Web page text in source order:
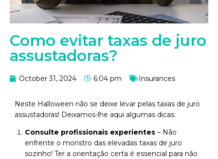
Como evitar taxas de juro
assustadoras?
October 31, 2024 6:04 pm Insurances
Neste Halloween não se deixe levar pelas taxas de juro
assustadoras! Deixamos-lhe aqui algumas dicas:
Consulte profissionais experientes – Não
enfrente o monstro das elevadas taxas de juro
sozinho! Ter a orientação certa é essencial para não